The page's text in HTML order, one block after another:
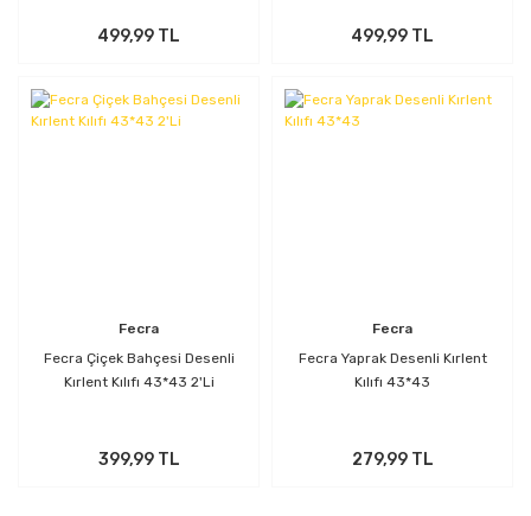
499,99 TL 499,99 TL
Fecra
Fecra Çiçek Bahçesi Desenli
Kırlent Kılıfı 43*43 2'Li
399,99 TL
Fecra
Fecra Yaprak Desenli Kırlent
Kılıfı 43*43
279,99 TL